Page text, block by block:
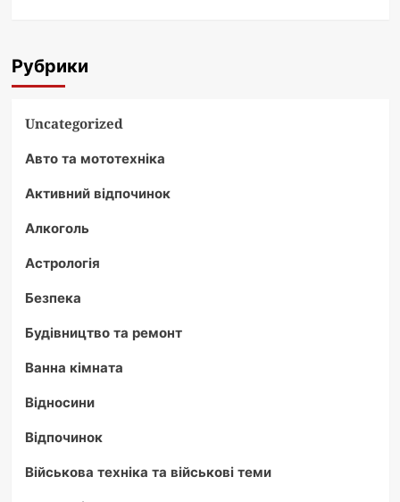
Рубрики
Uncategorized
Авто та мототехніка
Активний відпочинок
Алкоголь
Астрологія
Безпека
Будівництво та ремонт
Ванна кімната
Відносини
Відпочинок
Військова техніка та військові теми